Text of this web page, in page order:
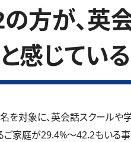
方が、英
感じている
を対象に、英会話スクールや
ご家庭が29.4%～42.2もいる